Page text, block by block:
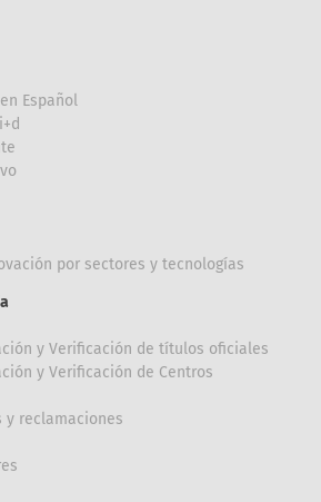
Español
por sectores y tecnologías
y Verificación de títulos oficiales
y Verificación de Centros
y reclamaciones